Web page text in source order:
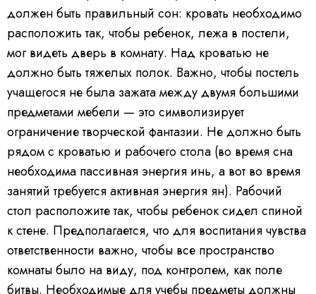
должен быть правильный сон: кровать необходимо
расположить так, чтобы ребенок, лежа в постели,
мог видеть дверь в комнату. Над кроватью не
должно быть тяжелых полок. Важно, чтобы постель
учащегося не была зажата между двумя большими
предметами мебели — это символизирует
ограничение творческой фантазии. Не должно быть
рядом с кроватью и рабочего стола (во время сна
необходима пассивная энергия инь, а вот во время
занятий требуется активная энергия ян). Рабочий
стол расположите так, чтобы ребенок сидел спиной
к стене. Предполагается, что для воспитания чувства
ответственности важно, чтобы все пространство
комнаты было на виду, под контролем, как поле
битвы. Необходимые для учебы предметы должны